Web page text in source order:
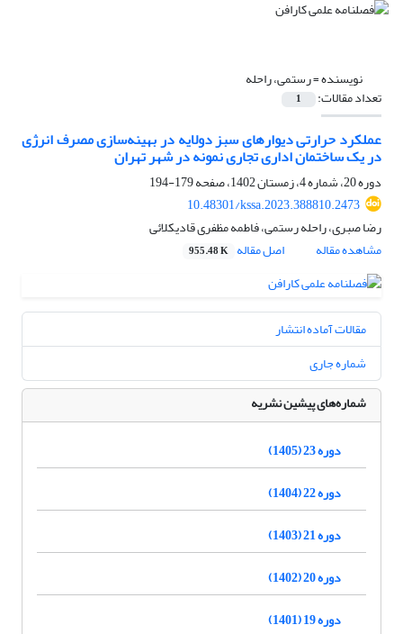
نویسنده =رستمی، راحله
تعداد مقالات: 1
عملکرد حرارتی دیوارهای سبز دولایه در بهینه‌سازی مصرف انرژی
در یک ساختمان اداری تجاری نمونه در شهر تهران
دوره 20، شماره 4، زمستان 1402، صفحه
179-194
10.48301/kssa.2023.388810.2473
رضا صبری، راحله رستمی، فاطمه مظفری قادیکلائی
مشاهده مقاله
اصل مقاله 955.48 K
مقالات آماده انتشار
شماره جاری
شماره‌های پیشین نشریه
دوره 23 (1405)
دوره 22 (1404)
دوره 21 (1403)
دوره 20 (1402)
دوره 19 (1401)